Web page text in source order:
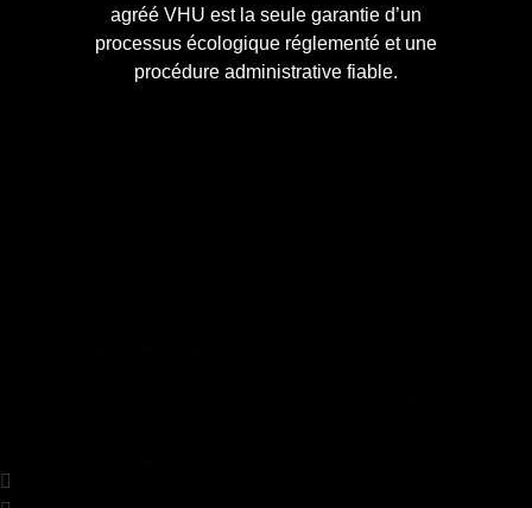
agréé VHU est la seule garantie d’un
processus écologique réglementé et une
procédure administrative fiable.